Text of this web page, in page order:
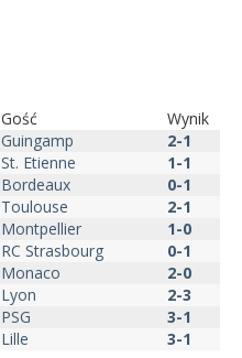
Gość
Wynik
Guingamp
2-1
St. Etienne
1-1
Bordeaux
0-1
Toulouse
2-1
Montpellier
1-0
RC Strasbourg
0-1
Monaco
2-0
Lyon
2-3
PSG
3-1
Lille 3-1